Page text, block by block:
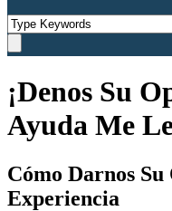
¡Denos Su
Ayuda Me
Cómo Darnos
Experiencia